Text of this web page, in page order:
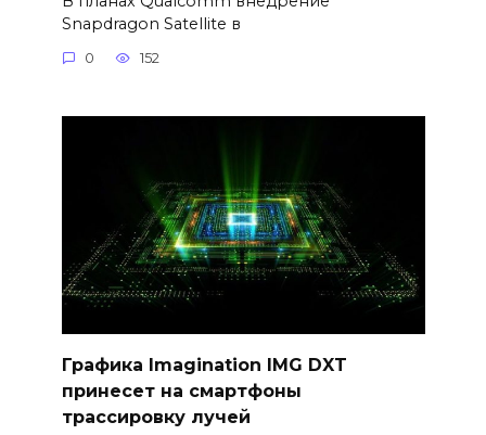
Snapdragon Satellite в
0 152
Графика Imagination IMG DXT
принесет на смартфоны
трассировку лучей